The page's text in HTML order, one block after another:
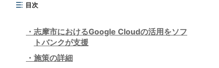
目次
志摩市におけるGoogle Cloudの活用をソフ
トバンクが支援
施策の詳細